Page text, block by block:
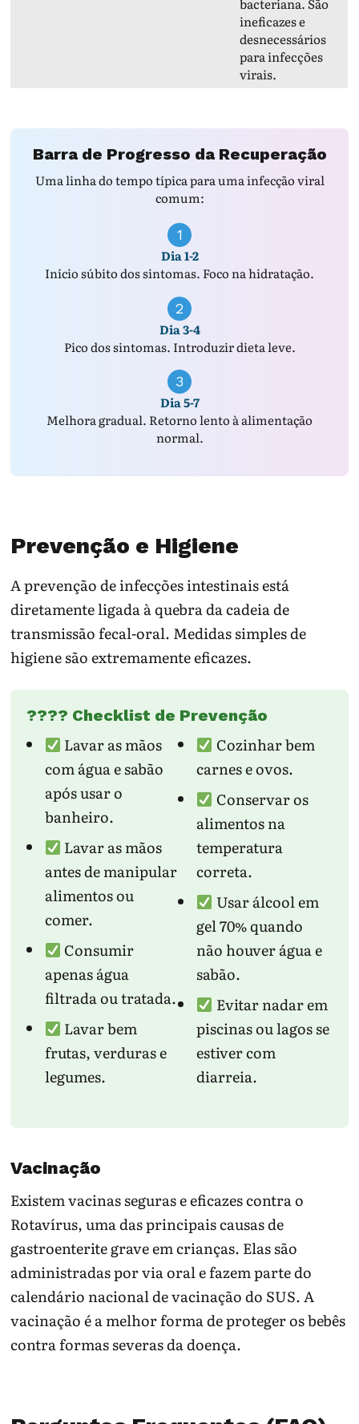
bacteriana. São
ineficazes e
desnecessários
para infecções
virais.
Barra de Progresso da Recuperação
Uma linha do tempo típica para uma infecção viral
comum:
1
Dia 1-2
Início súbito dos sintomas. Foco na hidratação.
2
Dia 3-4
Pico dos sintomas. Introduzir dieta leve.
3
Dia 5-7
Melhora gradual. Retorno lento à alimentação
normal.
Prevenção e Higiene
A prevenção de infecções intestinais está
diretamente ligada à quebra da cadeia de
transmissão fecal-oral. Medidas simples de
higiene são extremamente eficazes.
???? Checklist de Prevenção
Lavar as mãos
com água e sabão
após usar o
banheiro.
Lavar as mãos
antes de manipular
alimentos ou
comer.
Consumir
apenas água
filtrada ou tratada.
Lavar bem
frutas, verduras e
legumes.
Cozinhar bem
carnes e ovos.
Conservar os
alimentos na
temperatura
correta.
Usar álcool em
gel 70% quando
não houver água e
sabão.
Evitar nadar em
piscinas ou lagos se
estiver com
diarreia.
Vacinação
Existem vacinas seguras e eficazes contra o
Rotavírus, uma das principais causas de
gastroenterite grave em crianças. Elas são
administradas por via oral e fazem parte do
calendário nacional de vacinação do SUS. A
vacinação é a melhor forma de proteger os bebês
contra formas severas da doença.